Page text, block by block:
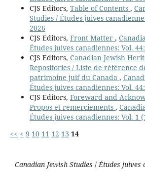
CJS Editors, Table of Contents ,
Studies / Études juives
2026
CJS Editors, Front Matter ,
Études juives canadiennes: Vol.
CJS Editors, Canadian Jewish
Repositories / Liste de référence
patrimoine juif du Canada ,
Études juives canadiennes: Vol.
CJS Editors, Foreward and
Propos et remerciements ,
Études juives canadiennes: Vol. 1
<< < 9 10 11 12 13 14
Canadian Jewish Studies /Études juives